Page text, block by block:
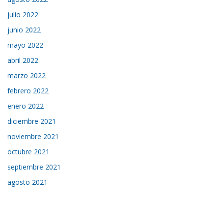
julio 2022
junio 2022
mayo 2022
abril 2022
marzo 2022
febrero 2022
enero 2022
diciembre 2021
noviembre 2021
octubre 2021
septiembre 2021
agosto 2021